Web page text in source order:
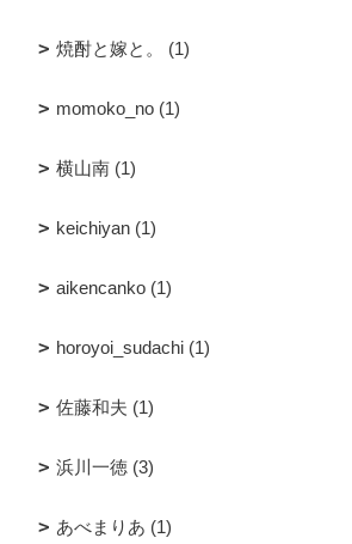
焼酎と嫁と。 (1)
momoko_no (1)
横山南 (1)
keichiyan (1)
aikencanko (1)
horoyoi_sudachi (1)
佐藤和夫 (1)
浜川一徳 (3)
あべまりあ (1)